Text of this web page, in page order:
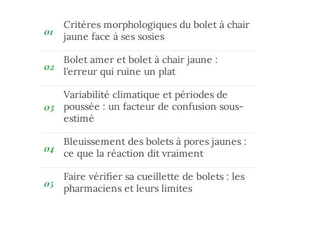
Critères morphologiques du bolet à chair
jaune face à ses sosies
Bolet amer et bolet à chair jaune :
l’erreur qui ruine un plat
Variabilité climatique et périodes de
poussée : un facteur de confusion sous-
estimé
Bleuissement des bolets à pores jaunes :
ce que la réaction dit vraiment
Faire vérifier sa cueillette de bolets : les
pharmaciens et leurs limites